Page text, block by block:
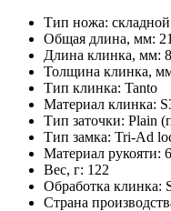
Тип ножа: складной
Общая длина, мм:
Длина клинка, мм:
Толщина клинка,
Тип клинка: Tanto
Материал клинка:
Тип заточки: Plain
Тип замка: Tri-Ad
Материал рукояти:
Вес, г: 122
Обработка клинка:
Страна